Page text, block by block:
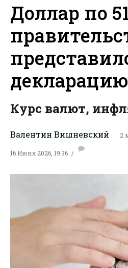
Доллар по
Курс валют,
Валентин Вишневский 2
16 Июня 2026, 19:36